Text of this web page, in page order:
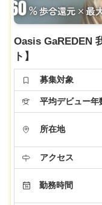
Oasis GaREDEN
ト】
募集対象
平均デビュー
所在地
アクセス
勤務時間